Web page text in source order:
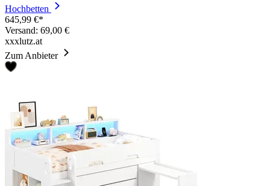
Hochbetten
645,99 €*
Versand: 69,00 €
xxxlutz.at
Zum Anbieter